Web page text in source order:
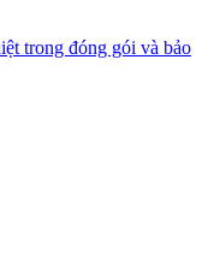
trong đóng gói và bảo